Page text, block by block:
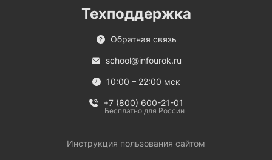
Техподдержка
Обратная связь
school@infourok.ru
10:00 – 22:00 мск
+7 (800) 600-21-01
Бесплатно для России
Инструкция пользования сайтом